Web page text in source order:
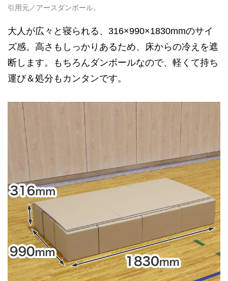
引用元／アースダンボール。
大人が広々と寝られる、316×990×1830mmのサイ
ズ感。高さもしっかりあるため、床からの冷えを遮
断します。もちろんダンボールなので、軽くて持ち
運び＆処分もカンタンです。